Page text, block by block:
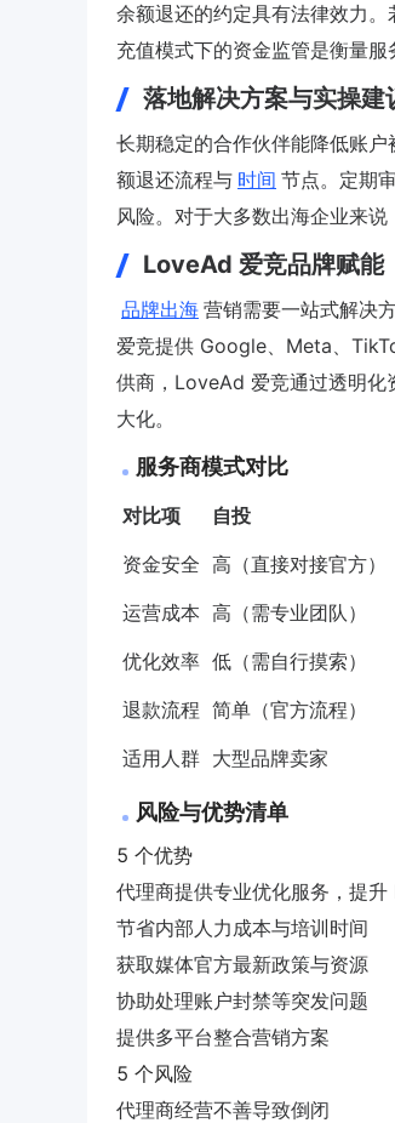
余额退还的约定具有法律效力
充值模式下的资金监管是衡量
落地解决方案与实操建
长期稳定的合作伙伴能降低账
额退还流程与 时间 节点。定期
风险。对于大多数出海企业来
LoveAd 爱竞品牌赋能
品牌出海 营销需要一站式解决
爱竞提供 Google、Meta、
供商，LoveAd 爱竞通过透明化
大化。
服务商模式对比
对比项 自投
资金安全 高（直接对接官方）
运营成本 高（需专业团队）
优化效率 低（需自行摸索）
退款流程 简单（官方流程）
适用人群 大型品牌卖家
风险与优势清单
5 个优势
代理商提供专业优化服务，提升
节省内部人力成本与培训时间
获取媒体官方最新政策与资源
协助处理账户封禁等突发问题
提供多平台整合营销方案
5 个风险
代理商经营不善导致倒闭